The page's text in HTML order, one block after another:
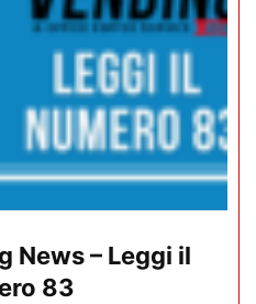
News – Leggi il
83